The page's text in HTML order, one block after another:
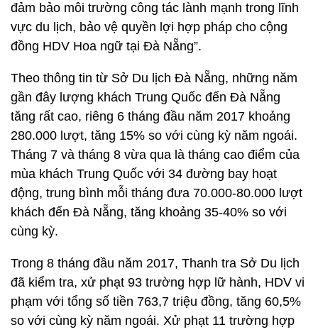
đảm bảo môi trường công tác lành mạnh trong lĩnh
vực du lịch, bảo vệ quyền lợi hợp pháp cho cộng
đồng HDV Hoa ngữ tại Đà Nẵng”.
Theo thông tin từ Sở Du lịch Đà Nẵng, những năm
gần đây lượng khách Trung Quốc đến Đà Nẵng
tăng rất cao, riêng 6 tháng đầu năm 2017 khoảng
280.000 lượt, tăng 15% so với cùng kỳ năm ngoái.
Tháng 7 và tháng 8 vừa qua là tháng cao điểm của
mùa khách Trung Quốc với 34 đường bay hoạt
động, trung bình mỗi tháng đưa 70.000-80.000 lượt
khách đến Đà Nẵng, tăng khoảng 35-40% so với
cùng kỳ.
Trong 8 tháng đầu năm 2017, Thanh tra Sở Du lịch
đã kiểm tra, xử phạt 93 trường hợp lữ hành, HDV vi
phạm với tổng số tiền 763,7 triệu đồng, tăng 60,5%
so với cùng kỳ năm ngoái. Xử phạt 11 trường hợp